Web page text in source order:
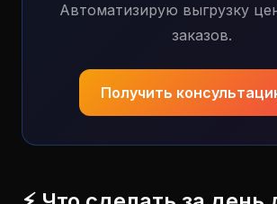
Автоматизирую выгрузку
заказов.
Получить